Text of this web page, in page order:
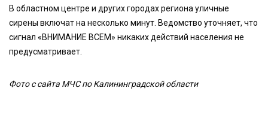
В областном центре и других городах региона уличные
сирены включат на несколько минут. Ведомство уточняет, что
сигнал «ВНИМАНИЕ ВСЕМ» никаких действий населения не
предусматривает.
Фото с сайта МЧС по Калининградской области